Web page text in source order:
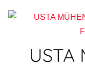
atla
USTA